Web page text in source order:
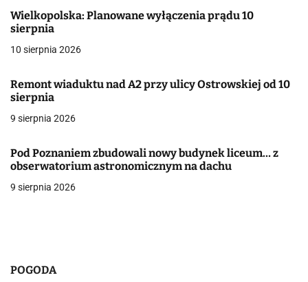
a
c
j
p
i
Wielkopolska: Planowane wyłączenia prądu 10
sierpnia
10 sierpnia 2026
Remont wiaduktu nad A2 przy ulicy Ostrowskiej od 10
sierpnia
9 sierpnia 2026
Pod Poznaniem zbudowali nowy budynek liceum… z
obserwatorium astronomicznym na dachu
9 sierpnia 2026
POGODA